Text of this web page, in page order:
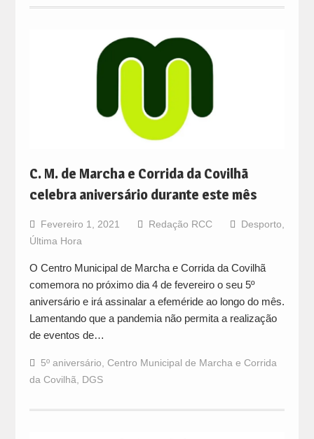
C. M. de Marcha e Corrida da Covilhã
celebra aniversário durante este mês
Fevereiro 1, 2021 Redação RCC Desporto
Última Hora
O Centro Municipal de Marcha e Corrida da Covilhã
comemora no próximo dia 4 de fevereiro o seu 5º
aniversário e irá assinalar a efeméride ao longo do mês.
Lamentando que a pandemia não permita a realização
de eventos de…
5º aniversário Centro Municipal de Marcha e Corrida
da Covilhã
DGS